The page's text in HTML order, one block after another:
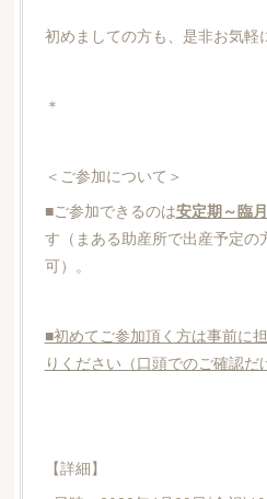
初めましての方も、是非お気軽
＊
＜ご参加について＞
■ご参加できるのは安定期～臨
す（まある助産所で出産予定の
可）。
■初めてご参加頂く方は事前に
りください（口頭でのご確認だ
【詳細】